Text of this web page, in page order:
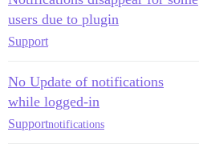
users due to plugin
Support
No Update of notifications
while logged-in
Supportnotifications